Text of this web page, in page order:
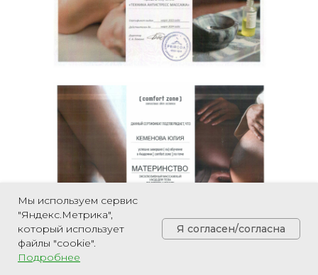
Мы используем сервис
"Яндекс.Метрика",
который использует
файлы "cookie".
Подробнее
Я согласен/согласна